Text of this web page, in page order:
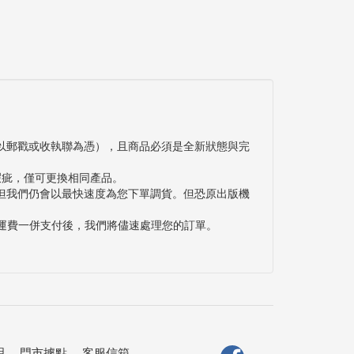
戳或收執聯為憑），且商品必須是全新狀態與完
，僅可更換相同產品。
們仍會以最快速度為您下單調貨。但恐原出版機
一併支付後，我們將儘速處理您的訂單。